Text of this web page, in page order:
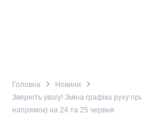
Головна navigate_next Новини navigate_next
Зверніть увагу! Зміна графіка руху
напрямок) на 24 та 25 червня